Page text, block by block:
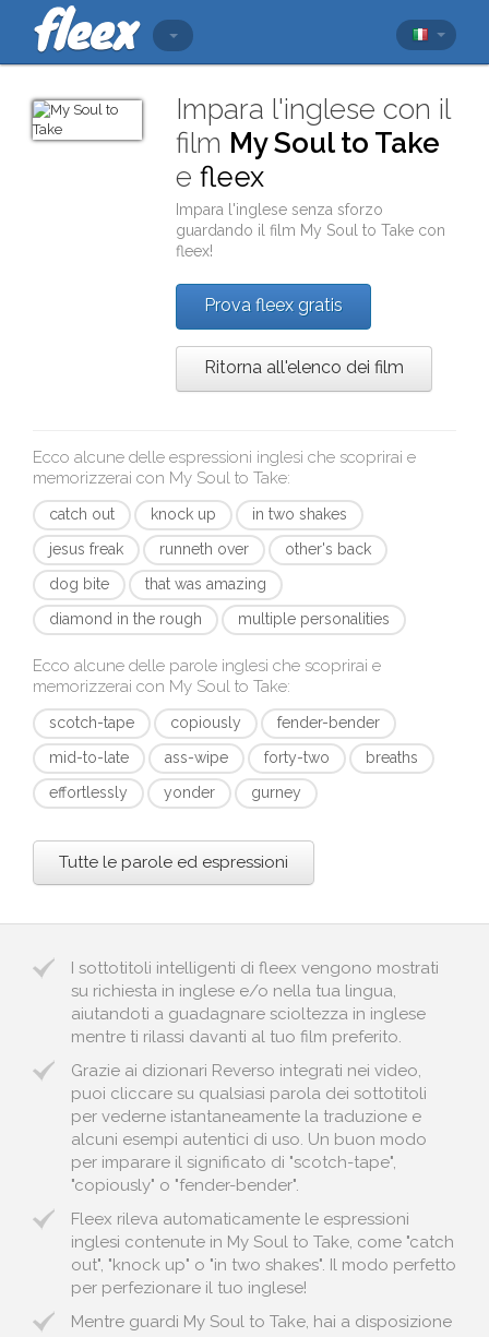
Impara l'inglese con il
film My Soul to Take
efleex
Impara l'inglese senza sforzo
guardando il film My Soul to Take con
fleex!
Prova fleex gratis
Ritorna all'elenco dei film
Ecco alcune delle espressioni inglesi che scoprirai e
memorizzerai con My Soul to Take:
catch out knock up
in two shakes
jesus freak
runneth over
other's back
dog bite
that was amazing
diamond in the rough
multiple personalities
Ecco alcune delle parole inglesi che scoprirai e
memorizzerai con My Soul to Take:
scotch-tape copiously
fender-bender
mid-to-late
ass-wipe forty-two
breaths
effortlessly
yonder gurney
Tutte le parole ed espressioni
I sottotitoli intelligenti di fleex vengono mostrati
su richiesta in inglese e/o nella tua lingua,
aiutandoti a guadagnare scioltezza in inglese
mentre ti rilassi davanti al tuo film preferito.
Grazie ai dizionari Reverso integrati nei video,
puoi cliccare su qualsiasi parola dei sottotitoli
per vederne istantaneamente la traduzione e
alcuni esempi autentici di uso. Un buon modo
per imparare il significato di "scotch-tape",
"copiously" o "fender-bender".
Fleex rileva automaticamente le espressioni
inglesi contenute in My Soul to Take, come "catch
out", "knock up" o "in two shakes". Il modo perfetto
per perfezionare il tuo inglese!
Mentre guardi My Soul to Take, hai a disposizione